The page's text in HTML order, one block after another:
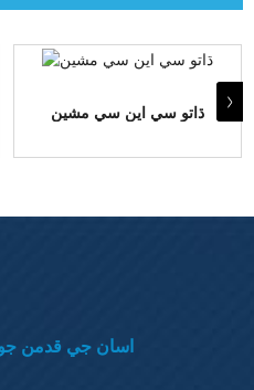
ڌاتو سي اين سي مشين
اسان جي قدمن